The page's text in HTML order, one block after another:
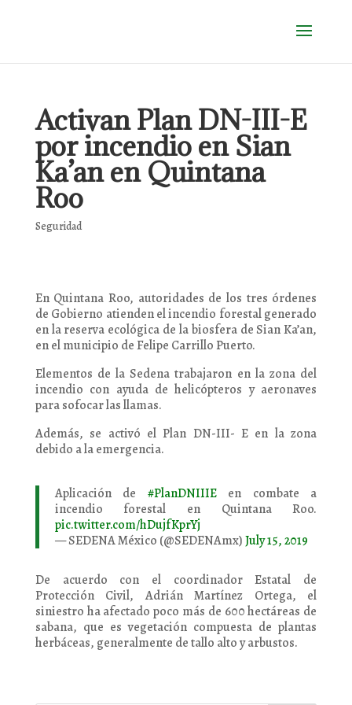
Activan Plan DN-III-E
por incendio en Sian
Ka’an en Quintana
Roo
Seguridad
En Quintana Roo, autoridades de los tres órdenes
de Gobierno atienden el incendio forestal generado
en la reserva ecológica de la biosfera de Sian Ka’an,
en el municipio de Felipe Carrillo Puerto.
Elementos de la Sedena trabajaron en la zona del
incendio con ayuda de helicópteros y aeronaves
para sofocar las llamas.
Además, se activó el Plan DN-III- E en la zona
debido a la emergencia.
Aplicación de #PlanDNIIIEen combate a
incendio forestal en Quintana Roo.
pic.twitter.com/hDujfKprYj
— SEDENA México (@SEDENAmx)July 15, 2019
De acuerdo con el coordinador Estatal de
Protección Civil, Adrián Martínez Ortega, el
siniestro ha afectado poco más de 600 hectáreas de
sabana, que es vegetación compuesta de plantas
herbáceas, generalmente de tallo alto y arbustos.